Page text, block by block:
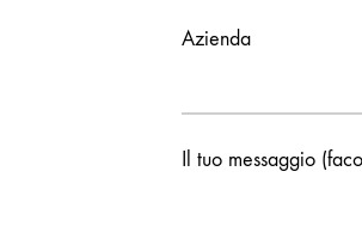
Azienda
Il tuo messaggio